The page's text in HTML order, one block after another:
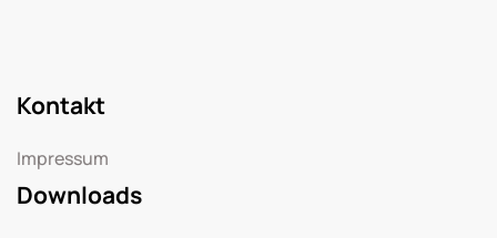
Kontakt
Impressum
Downloads